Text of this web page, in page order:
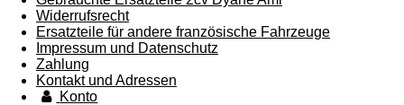
Widerrufsrecht
Ersatzteile für andere französische Fahrzeuge
Impressum und Datenschutz
Zahlung
Kontakt und Adressen
Konto